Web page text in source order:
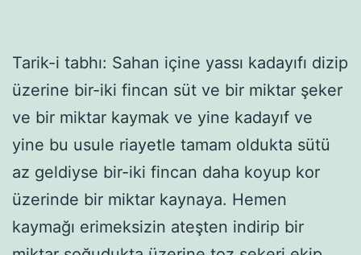
Tarik-i tabhı: Sahan içine yassı kadayıfı dizip
üzerine bir-iki fincan süt ve bir miktar şeker
ve bir miktar kaymak ve yine kadayıf ve
yine bu usule riayetle tamam oldukta sütü
az geldiyse bir-iki fincan daha koyup kor
üzerinde bir miktar kaynaya. Hemen
kaymağı erimeksizin ateşten indirip bir